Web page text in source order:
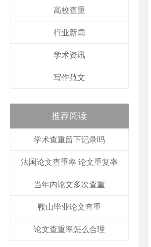
高校查重
行业新闻
学术资讯
写作范文
推荐阅读
学术查重留下记录吗
法国论文查重率 论文重复率
当年内论文多次查重
鞍山毕业论文查重
论文查重率怎么合理